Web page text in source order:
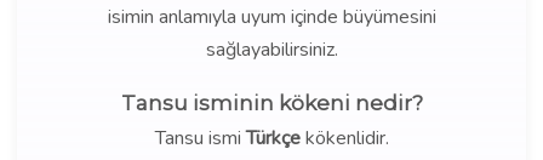
isimin anlamıyla uyum içinde büyümesini
sağlayabilirsiniz.
Tansu isminin kökeni nedir?
Tansu ismiTürkçekökenlidir.